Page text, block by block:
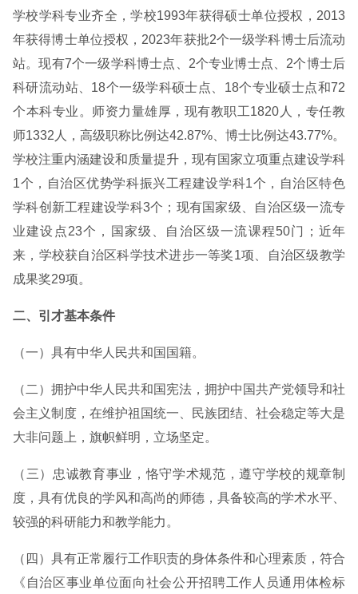
学校学科专业齐全，学校1993年获得硕士单位授权，2013
年获得博士单位授权，2023年获批2个一级学科博士后流动
站。现有7个一级学科博士点、2个专业博士点、2个博士后
科研流动站、18个一级学科硕士点、18个专业硕士点和72
个本科专业。师资力量雄厚，现有教职工1820人，专任教
师1332人，高级职称比例达42.87%、博士比例达43.77%。
学校注重内涵建设和质量提升，现有国家立项重点建设学科
1个，自治区优势学科振兴工程建设学科1个，自治区特色
学科创新工程建设学科3个；现有国家级、自治区级一流专
业建设点23个，国家级、自治区级一流课程50门；近年
来，学校获自治区科学技术进步一等奖1项、自治区级教学
成果奖29项。
二、引才基本条件
（一）具有中华人民共和国国籍。
（二）拥护中华人民共和国宪法，拥护中国共产党领导和社
会主义制度，在维护祖国统一、民族团结、社会稳定等大是
大非问题上，旗帜鲜明，立场坚定。
（三）忠诚教育事业，恪守学术规范，遵守学校的规章制
度，具有优良的学风和高尚的师德，具备较高的学术水平、
较强的科研能力和教学能力。
（四）具有正常履行工作职责的身体条件和心理素质，符合
《自治区事业单位面向社会公开招聘工作人员通用体检标